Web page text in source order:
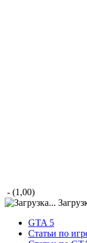
- (1,00)
GTA 5
Статьи по